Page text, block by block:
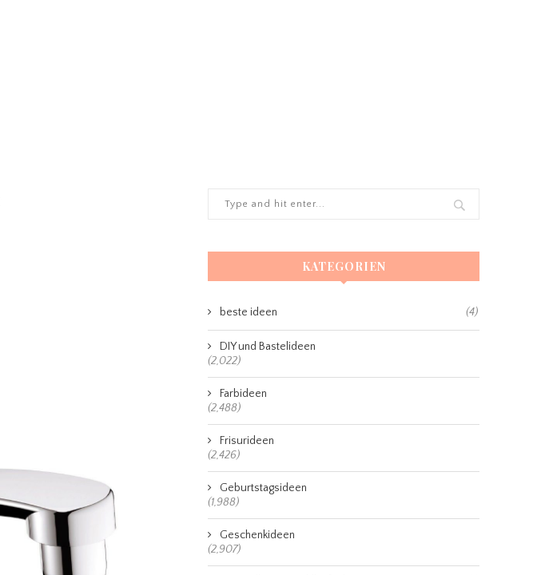
KATEGORIEN
beste ideen (4)
DIY und Bastelideen
(2,022)
Farbideen
(2,488)
Frisurideen
(2,426)
Geburtstagsideen
(1,988)
Geschenkideen
(2,907)